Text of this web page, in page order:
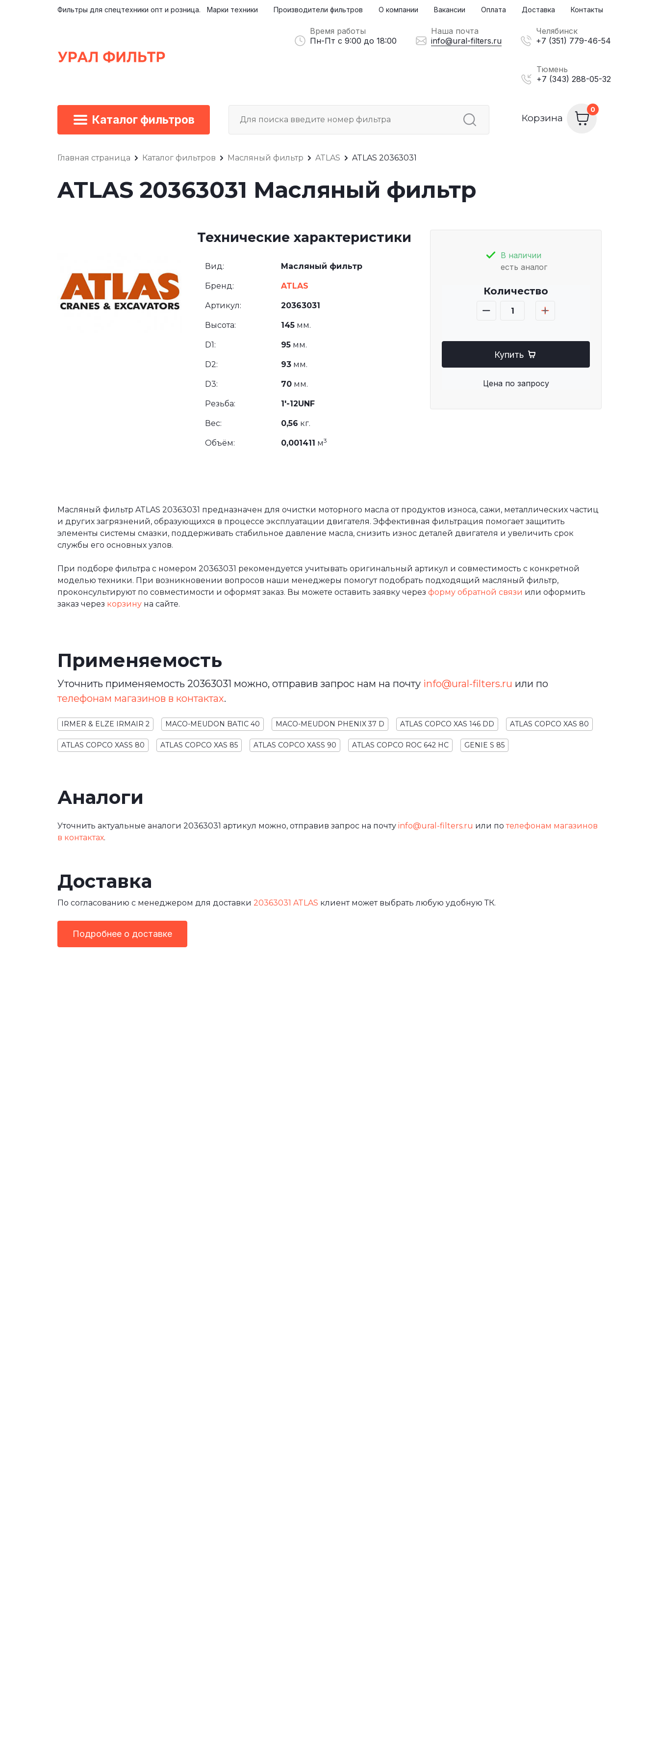
Каталог фильтров Корзина
Фильтры для спецтехники опт и розница. Марки техники Производители фильтров О компании Вакансии Оплата Доставка Контакты
Время работы
Пн-Пт с 9:00 до 18:00
Наша почта
info@ural-filters.ru
Челябинск
+7 (351) 779-46-54
Тюмень
+7 (343) 288-05-32
Главная страница Каталог фильтров Масляный фильтр ATLAS ATLAS 20363031
ATLAS 20363031 Масляный фильтр
В наличии
есть аналог
Количество
Купить
Цена по запросу
Технические характеристики
Вид: Масляный фильтр
Бренд: ATLAS
Артикул: 20363031
Высота: 145 мм.
D1: 95 мм.
D2: 93 мм.
D3: 70 мм.
Резьба: 1'-12UNF
Вес: 0,56 кг.
Объём: 0,001411 м3
Масляный фильтр ATLAS 20363031 предназначен для очистки моторного масла от продуктов износа, сажи, металлических частиц
и других загрязнений, образующихся в процессе эксплуатации двигателя. Эффективная фильтрация помогает защитить
элементы системы смазки, поддерживать стабильное давление масла, снизить износ деталей двигателя и увеличить срок
службы его основных узлов.
При подборе фильтра с номером 20363031 рекомендуется учитывать оригинальный артикул и совместимость с конкретной
моделью техники. При возникновении вопросов наши менеджеры помогут подобрать подходящий масляный фильтр,
проконсультируют по совместимости и оформят заказ. Вы можете оставить заявку через форму обратной связи или оформить
заказ через корзину на сайте.
Применяемость
Уточнить применяемость 20363031 можно, отправив запрос нам на почту info@ural-filters.ru или по
телефонам магазинов в контактах.
IRMER & ELZE IRMAIR 2 MACO-MEUDON BATIC 40 MACO-MEUDON PHENIX 37 D ATLAS COPCO XAS 146 DD ATLAS COPCO XAS 80
ATLAS COPCO XASS 80 ATLAS COPCO XAS 85 ATLAS COPCO XASS 90 ATLAS COPCO ROC 642 HC GENIE S 85
Аналоги
Уточнить актуальные аналоги 20363031 артикул можно, отправив запрос на почту info@ural-filters.ru или потелефонам магазинов
в контактах.
Доставка
По согласованию с менеджером для доставки 20363031 ATLAS клиент может выбрать любую удобную ТК.
Подробнее о доставке